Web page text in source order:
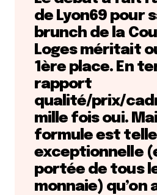
de Lyon69 pour
brunch de la
Loges méritait
1ère place. En
rapport
qualité/prix/
mille fois oui.
formule est
exceptionnelle
portée de tous
monnaie) qu’on